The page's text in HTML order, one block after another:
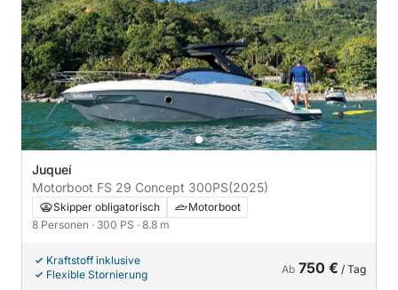
Juqueí
Motorboot FS 29 Concept 300PS(2025)
Skipper obligatorisch
Motorboot
8 Personen · 300 PS · 8.8 m
Kraftstoff inklusive
Flexible Stornierung
Ab 750 € / Tag